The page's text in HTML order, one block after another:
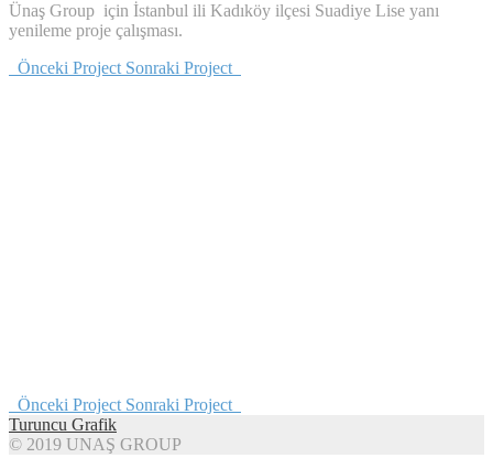
Ünaş Group için İstanbul ili Kadıköy ilçesi Suadiye Lise yanı
yenileme proje çalışması.
Önceki Project Sonraki Project
Önceki Project Sonraki Project
Turuncu Grafik
© 2019 UNAŞ GROUP